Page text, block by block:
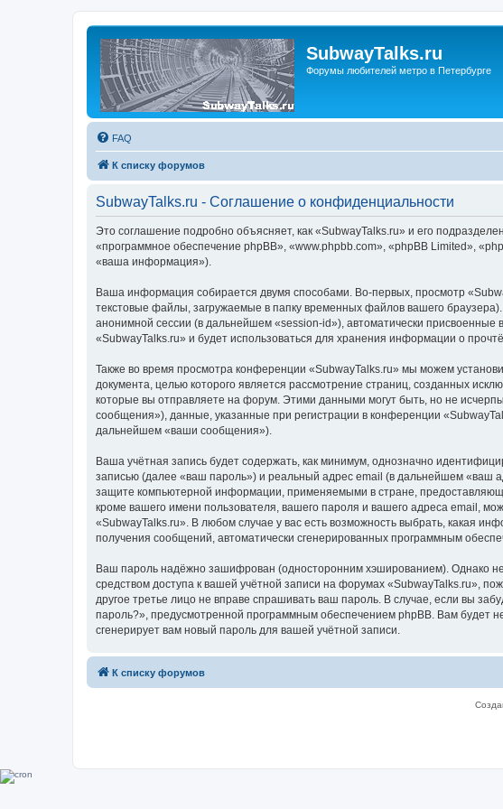
SubwayTalks.ru
Форумы любителей метро в Петербурге
FAQ
К списку форумов
SubwayTalks.ru - Соглашение о конфиденциальности
Это соглашение подробно объясняет, как «SubwayTalks.ru» и его
«программное обеспечение phpBB», «www.phpbb.com», «phpBB Limited»,
«ваша информация»).
Ваша информация собирается двумя способами. Во-первых, просмотр
текстовые файлы, загружаемые в папку временных файлов вашего
анонимной сессии (в дальнейшем «session-id»), автоматически
«SubwayTalks.ru» и будет использоваться для хранения информации о
Также во время просмотра конференции «SubwayTalks.ru» мы можем
документа, целью которого является рассмотрение страниц, созданных
которые вы отправляете на форум. Этими данными могут быть, но не
сообщения»), данные, указанные при регистрации в конференции
дальнейшем «ваши сообщения»).
Ваша учётная запись будет содержать, как минимум, однозначно
записью (далее «ваш пароль») и реальный адрес email (в дальнейшем «ваш
защите компьютерной информации, применяемыми в стране,
кроме вашего имени пользователя, вашего пароля и вашего адреса email,
«SubwayTalks.ru». В любом случае у вас есть возможность выбрать, какая
получения сообщений, автоматически сгенерированных программным
Ваш пароль надёжно зашифрован (односторонним хэшированием). Однако не
средством доступа к вашей учётной записи на форумах «SubwayTalks.ru»,
другое третье лицо не вправе спрашивать ваш пароль. В случае, если вы
пароль?», предусмотренной программным обеспечением phpBB. Вам будет
сгенерирует вам новый пароль для вашей учётной записи.
К списку форумов